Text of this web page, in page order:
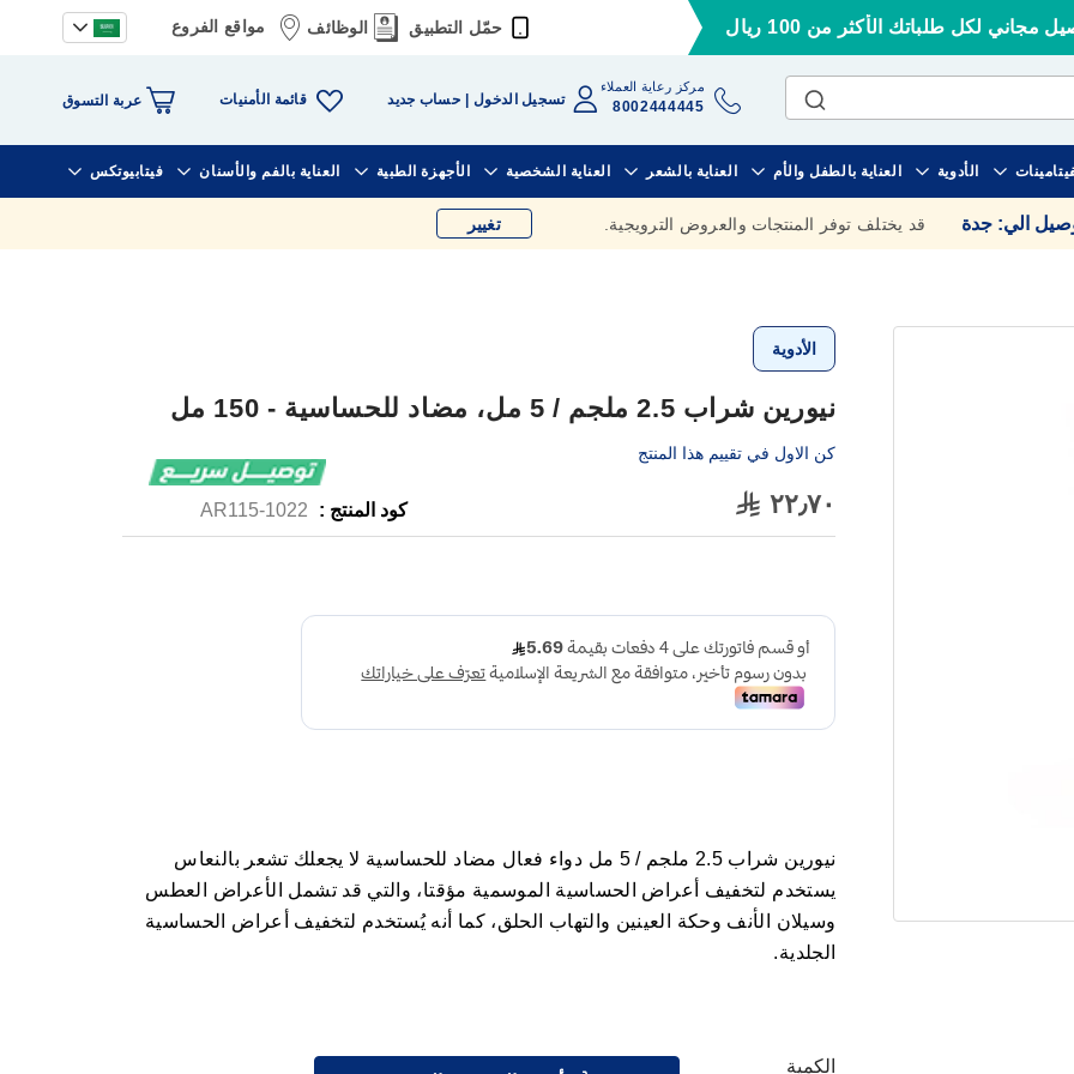
مجاني لكل طلباتك الأكثر من 100 ريال حمّل التطبيق الوظائف مواقع الفروع
مركز رعاية العملاء
8002444445 تسجيل الدخول حساب جديد قائمة الأمنيات عربة التسوق
الأدوية العناية بالطفل والأم العناية بالشعر العناية الشخصية الأجهزة الطبية العناية بالفم والأسنان فيتابيوتكس
الي: جدة قد يختلف توفر المنتجات والعروض الترويجية. تغيير
الأدوية
نيورين شراب 2.5 ملجم / 5 مل، مضاد للحساسية - 150 مل
كن الاول في تقييم هذا المنتج
٢٢٫٧٠ كود المنتج : 1022-AR115
نيورين شراب 2.5 ملجم / 5 مل
دواء فعال مضاد للحساسية لا يجعلك تشعر بالنعاس
يستخدم لتخفيف أعراض الحساسية الموسمية مؤقتا، والتي قد تشمل الأعراض العطس
وسيلان الأنف وحكة العينين والتهاب الحلق، كما أنه يُستخدم لتخفيف أعراض الحساسية